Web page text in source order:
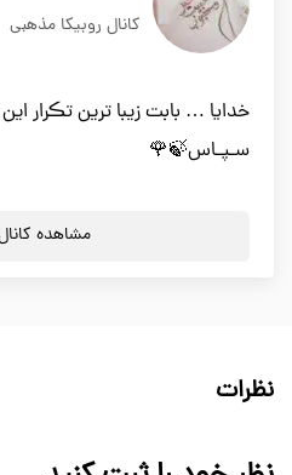
کانال روبیکا مذهبی
خدایا … بابت زیبا ترین تڪرار
سـپـاس🍃🌹
مشاهده
نظرات